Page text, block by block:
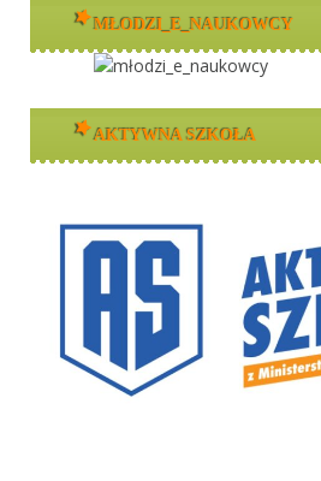
MŁODZI_E_NAUKOWCY
AKTYWNA SZKOŁA